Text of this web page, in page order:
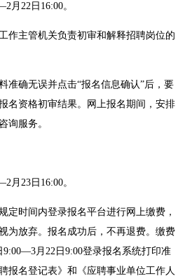
月22日16:00。
作主管机关负责初审和解释招聘岗位的
准确无误并点击“报名信息确认”后，要
名资格初审结果。网上报名期间，安排
询服务。
月23日16:00。
定时间内登录报名平台进行网上缴费，
为放弃。报名成功后，不再退费。缴费
9:00—3月22日9:00登录报名系统打印准
报名登记表》和《应聘事业单位工作人